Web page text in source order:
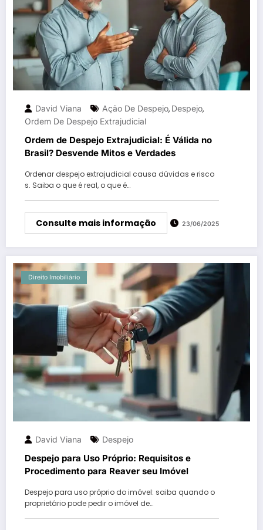
David Viana Ação De Despejo, Despejo,
Ordem De Despejo Extrajudicial
Ordem de Despejo Extrajudicial: É Válida no
Brasil? Desvende Mitos e Verdades
Ordenar despejo extrajudicial causa dúvidas e risco
s. Saiba o que é real, o que é…
Consulte mais informação 23/06/2025
Direito Imobiliário
David Viana Despejo
Despejo para Uso Próprio: Requisitos e
Procedimento para Reaver seu Imóvel
Despejo para uso próprio do imóvel: saiba quando o
proprietário pode pedir o imóvel de…